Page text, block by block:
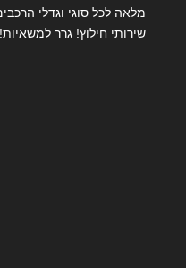
מלאה לכל סוגי וגדלי
שירותי חילוץ! גרר למשאיות! מוסך